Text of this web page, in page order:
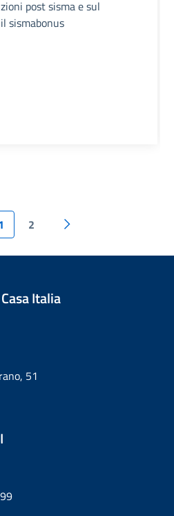
post sisma e sul
sismabonus
2
Italia
51